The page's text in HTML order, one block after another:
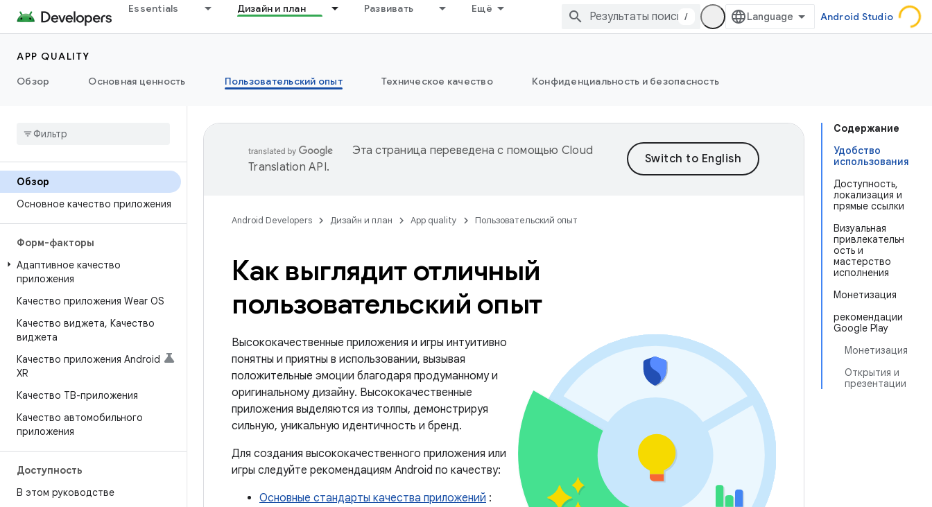
Essentials Дизайн и план Развивать Ещё
/ Android Studio
APP QUALITY
Обзор
Основная ценность Пользовательский опыт Техническое качество Конфиденциальность и безопасность
Обзор
Основное качество приложения
Форм-факторы
Адаптивное качество
приложения
Качество приложения Wear OS
Качество виджета, Качество
виджета
Качество приложения Android
XR
Качество ТВ-приложения
Качество автомобильного
приложения
Доступность
В этом руководстве
Содержание
Удобство
использования
Доступность,
локализация и
прямые ссылки
Визуальная
привлекательн
ость и
мастерство
исполнения
Монетизация
рекомендации
Google Play
Монетизация
Открытия и
презентации
Эта страница переведена с помощью Cloud
Translation API.
Android Developers Дизайн и план App quality Пользовательский опыт
Как выглядит отличный
пользовательский опыт
Высококачественные приложения и игры интуитивно
понятны и приятны в использовании, вызывая
положительные эмоции благодаря продуманному и
оригинальному дизайну. Высококачественные
приложения выделяются из толпы, демонстрируя
сильную, уникальную идентичность и бренд.
Для создания высококачественного приложения или
игры следуйте рекомендациям Android по качеству:
Основные стандарты качества приложений :